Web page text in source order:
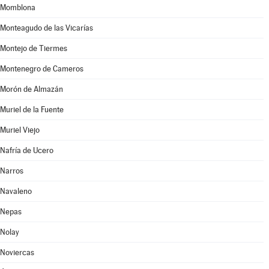
Momblona
Monteagudo de las Vicarías
Montejo de Tiermes
Montenegro de Cameros
Morón de Almazán
Muriel de la Fuente
Muriel Viejo
Nafría de Ucero
Narros
Navaleno
Nepas
Nolay
Noviercas